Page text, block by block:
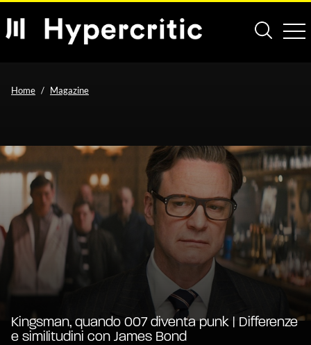
Home Magazine
Kingsman, quando 007 diventa punk | Differenze
e similitudini con James Bond